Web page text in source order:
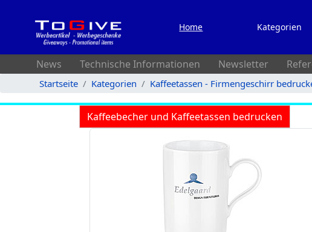
Home Kategorien
News Technische Informationen Newsletter
Startseite Kategorien Kaffeetassen - Firmengeschirr
Kaffeebecher und Kaffeetassen bedrucken